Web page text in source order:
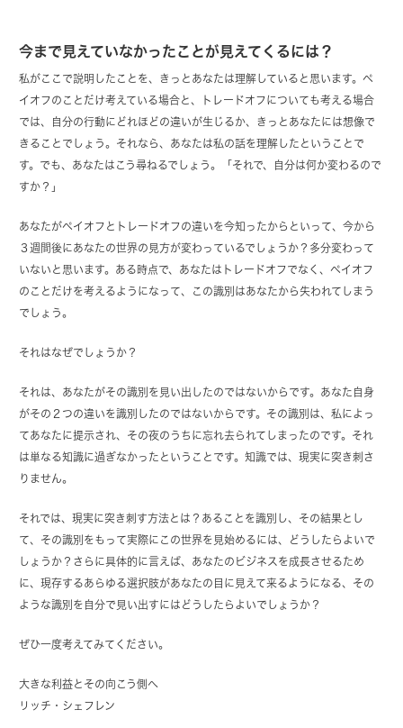
今まで見えていなかったことが見えてくるには？
私がここで説明したことを、きっとあなたは理解していると思います。ペ
イオフのことだけ考えている場合と、トレードオフについても考える場合
では、自分の行動にどれほどの違いが生じるか、きっとあなたには想像で
きることでしょう。それなら、あなたは私の話を理解したということで
す。でも、あなたはこう尋ねるでしょう。「それで、自分は何か変わるので
すか？」
あなたがペイオフとトレードオフの違いを今知ったからといって、今から
３週間後にあなたの世界の見方が変わっているでしょうか？多分変わって
いないと思います。ある時点で、あなたはトレードオフでなく、ペイオフ
のことだけを考えるようになって、この識別はあなたから失われてしまう
でしょう。
それはなぜでしょうか？
それは、あなたがその識別を見い出したのではないからです。あなた自身
がその２つの違いを識別したのではないからです。その識別は、私によっ
てあなたに提示され、その夜のうちに忘れ去られてしまったのです。それ
は単なる知識に過ぎなかったということです。知識では、現実に突き刺さ
りません。
それでは、現実に突き刺す方法とは？あることを識別し、その結果とし
て、その識別をもって実際にこの世界を見始めるには、どうしたらよいで
しょうか？さらに具体的に言えば、あなたのビジネスを成長させるため
に、現存するあらゆる選択肢があなたの目に見えて来るようになる、その
ような識別を自分で見い出すにはどうしたらよいでしょうか？
ぜひ一度考えてみてください。
大きな利益とその向こう側へ
リッチ・シェフレン